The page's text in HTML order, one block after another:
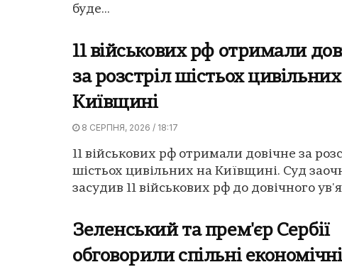
буде...
11 військових рф отримали
за розстріл шістьох
Київщині
8 СЕРПНЯ, 2026 / 18:17
11 військових рф отримали довічне за
шістьох цивільних на Київщині. Суд
засудив 11 військових рф до довічного
Зеленський та прем'єр Сербії
обговорили спільні